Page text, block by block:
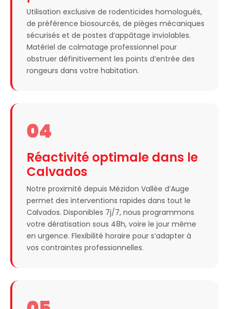
Utilisation exclusive de rodenticides homologués,
de préférence biosourcés, de pièges mécaniques
sécurisés et de postes d’appâtage inviolables.
Matériel de colmatage professionnel pour
obstruer définitivement les points d’entrée des
rongeurs dans votre habitation.
04
Réactivité optimale dans le
Calvados
Notre proximité depuis Mézidon Vallée d’Auge
permet des interventions rapides dans tout le
Calvados. Disponibles 7j/7, nous programmons
votre dératisation sous 48h, voire le jour même
en urgence. Flexibilité horaire pour s’adapter à
vos contraintes professionnelles.